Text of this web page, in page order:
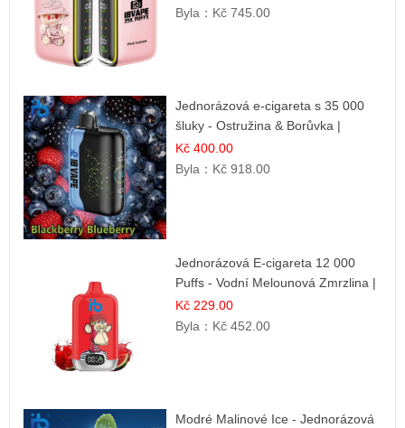
Byla： Kč 745.00
Jednorázová e-cigareta s 35 000
šluky - Ostružina & Borůvka |
Intenzivní lesní směs
Kč 400.00
Byla： Kč 918.00
Jednorázová E-cigareta 12 000
Puffs - Vodní Melounová Zmrzlina |
Letní dezertní příchuť
Kč 229.00
Byla： Kč 452.00
Modré Malinové Ice - Jednorázová